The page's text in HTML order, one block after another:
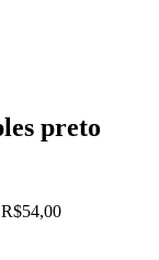
preto
R$54,00